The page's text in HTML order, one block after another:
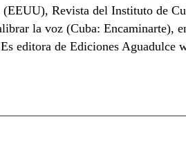
Revista del Instituto de
la voz (Cuba: Encaminarte),
editora de Ediciones